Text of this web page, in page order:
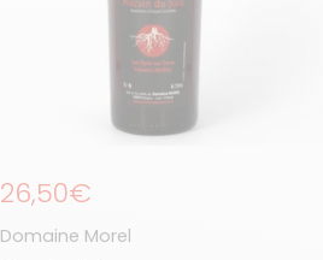
Prix régulier
26,50€
Domaine Morel